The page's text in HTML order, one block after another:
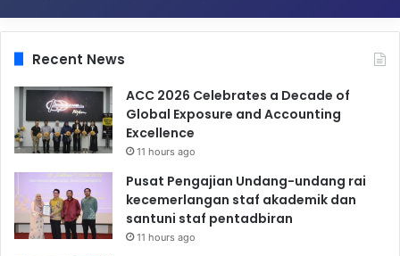
Recent News
ACC 2026 Celebrates a Decade of
Global Exposure and Accounting
Excellence
11 hours ago
Pusat Pengajian Undang-undang rai
kecemerlangan staf akademik dan
santuni staf pentadbiran
11 hours ago